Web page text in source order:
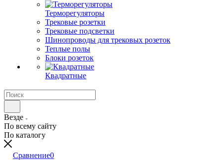
Терморегуляторы
Трековые розетки
Трековые подсветки
Шинопроводы для трековых розеток
Теплые полы
Блоки розеток
Квадратные
Везде
По всему сайту
По каталогу
Сравнение0